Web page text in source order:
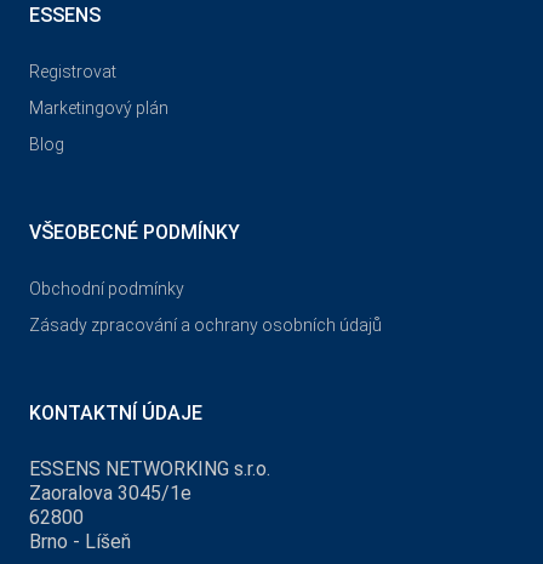
ESSENS
Registrovat
Marketingový plán
Blog
VŠEOBECNÉ PODMÍNKY
Obchodní podmínky
Zásady zpracování a ochrany osobních údajů
KONTAKTNÍ ÚDAJE
ESSENS NETWORKING s.r.o.
Zaoralova 3045/1e
62800
Brno - Líšeň